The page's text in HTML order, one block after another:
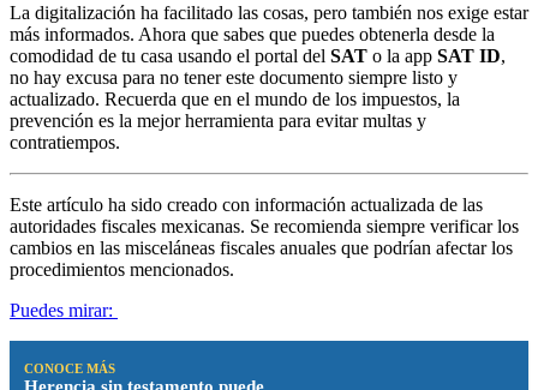
La digitalización ha facilitado las cosas, pero también nos exige estar
más informados. Ahora que sabes que puedes obtenerla desde la
comodidad de tu casa usando el portal del SAT o la app SAT ID,
no hay excusa para no tener este documento siempre listo y
actualizado. Recuerda que en el mundo de los impuestos, la
prevención es la mejor herramienta para evitar multas y
contratiempos.
Este artículo ha sido creado con información actualizada de las
autoridades fiscales mexicanas. Se recomienda siempre verificar los
cambios en las misceláneas fiscales anuales que podrían afectar los
procedimientos mencionados.
Puedes mirar:
CONOCE MÁS
Herencia sin testamento puede